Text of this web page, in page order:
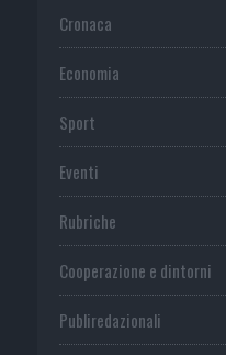
Cronaca
Economia
Sport
Eventi
Rubriche
Cooperazione e dintorni
Publiredazionali